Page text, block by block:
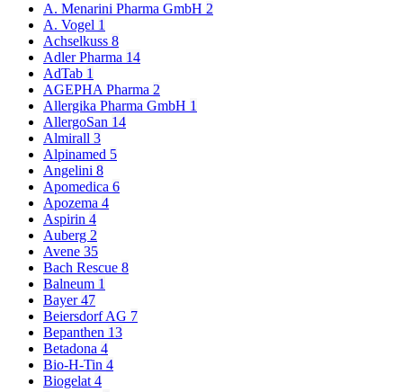
A. Menarini Pharma GmbH 2
A. Vogel 1
Achselkuss 8
Adler Pharma 14
AdTab 1
AGEPHA Pharma 2
Allergika Pharma GmbH 1
AllergoSan 14
Almirall 3
Alpinamed 5
Angelini 8
Apomedica 6
Apozema 4
Aspirin 4
Auberg 2
Avene 35
Bach Rescue 8
Balneum 1
Bayer47
Beiersdorf AG 7
Bepanthen 13
Betadona 4
Bio-H-Tin 4
Biogelat 4